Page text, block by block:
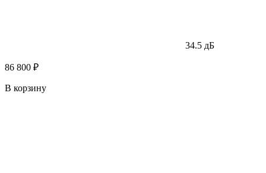
34.5 дБ
86 800 ₽
В корзину